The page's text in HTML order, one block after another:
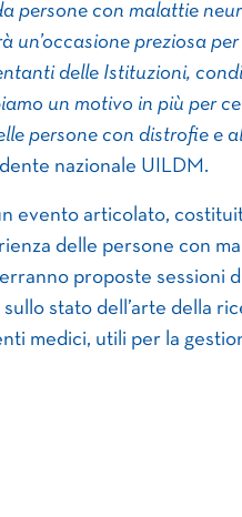
persone con malattie
un’occasione preziosa
delle Istituzioni,
un motivo in più per
persone con distrofie e
nazionale UILDM.
evento articolato,
delle persone con
proposte sessioni
stato dell’arte della
medici, utili per la